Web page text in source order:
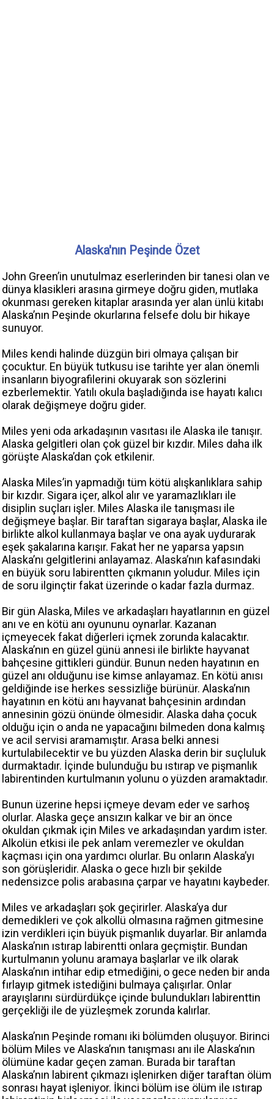
Alaska'nın Peşinde Özet
John Green’in unutulmaz eserlerinden bir tanesi olan ve
dünya klasikleri arasına girmeye doğru giden, mutlaka
okunması gereken kitaplar arasında yer alan ünlü kitabı
Alaska’nın Peşinde okurlarına felsefe dolu bir hikaye
sunuyor.
Miles kendi halinde düzgün biri olmaya çalışan bir
çocuktur. En büyük tutkusu ise tarihte yer alan önemli
insanların biyografilerini okuyarak son sözlerini
ezberlemektir. Yatılı okula başladığında ise hayatı kalıcı
olarak değişmeye doğru gider.
Miles yeni oda arkadaşının vasıtası ile Alaska ile tanışır.
Alaska gelgitleri olan çok güzel bir kızdır. Miles daha ilk
görüşte Alaska’dan çok etkilenir.
Alaska Miles’in yapmadığı tüm kötü alışkanlıklara sahip
bir kızdır. Sigara içer, alkol alır ve yaramazlıkları ile
disiplin suçları işler. Miles Alaska ile tanışması ile
değişmeye başlar. Bir taraftan sigaraya başlar, Alaska ile
birlikte alkol kullanmaya başlar ve ona ayak uydurarak
eşek şakalarına karışır. Fakat her ne yaparsa yapsın
Alaska’nı gelgitlerini anlayamaz. Alaska’nın kafasındaki
en büyük soru labirentten çıkmanın yoludur. Miles için
de soru ilginçtir fakat üzerinde o kadar fazla durmaz.
Bir gün Alaska, Miles ve arkadaşları hayatlarının en güzel
anı ve en kötü anı oyununu oynarlar. Kazanan
içmeyecek fakat diğerleri içmek zorunda kalacaktır.
Alaska’nın en güzel günü annesi ile birlikte hayvanat
bahçesine gittikleri gündür. Bunun neden hayatının en
güzel anı olduğunu ise kimse anlayamaz. En kötü anısı
geldiğinde ise herkes sessizliğe bürünür. Alaska’nın
hayatının en kötü anı hayvanat bahçesinin ardından
annesinin gözü önünde ölmesidir. Alaska daha çocuk
olduğu için o anda ne yapacağını bilmeden dona kalmış
ve acil servisi aramamıştır. Arasa belki annesi
kurtulabilecektir ve bu yüzden Alaska derin bir suçluluk
durmaktadır. İçinde bulunduğu bu ıstırap ve pişmanlık
labirentinden kurtulmanın yolunu o yüzden aramaktadır.
Bunun üzerine hepsi içmeye devam eder ve sarhoş
olurlar. Alaska geçe ansızın kalkar ve bir an önce
okuldan çıkmak için Miles ve arkadaşından yardım ister.
Alkolün etkisi ile pek anlam veremezler ve okuldan
kaçması için ona yardımcı olurlar. Bu onların Alaska’yı
son görüşleridir. Alaska o gece hızlı bir şekilde
nedensizce polis arabasına çarpar ve hayatını kaybeder.
Miles ve arkadaşları şok geçirirler. Alaska’ya dur
demedikleri ve çok alkollü olmasına rağmen gitmesine
izin verdikleri için büyük pişmanlık duyarlar. Bir anlamda
Alaska’nın ıstırap labirentti onlara geçmiştir. Bundan
kurtulmanın yolunu aramaya başlarlar ve ilk olarak
Alaska’nın intihar edip etmediğini, o gece neden bir anda
fırlayıp gitmek istediğini bulmaya çalışırlar. Onlar
arayışlarını sürdürdükçe içinde bulundukları labirenttin
gerçekliği ile de yüzleşmek zorunda kalırlar.
Alaska’nın Peşinde romanı iki bölümden oluşuyor. Birinci
bölüm Miles ve Alaska’nın tanışması anı ile Alaska’nın
ölümüne kadar geçen zaman. Burada bir taraftan
Alaska’nın labirent çıkmazı işlenirken diğer taraftan ölüm
sonrası hayat işleniyor. İkinci bölüm ise ölüm ile ıstırap